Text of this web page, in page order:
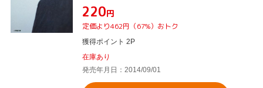
¥220円
定価より462円（67%）おトク
獲得ポイント 2P
在庫あり
発売年月日：2014/09/01